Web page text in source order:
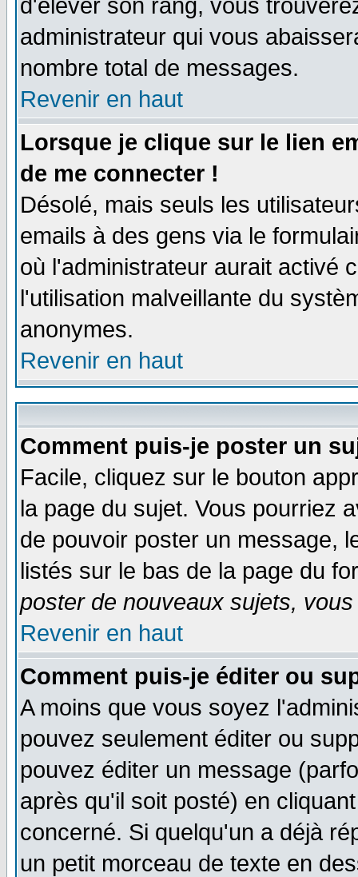
d'élever son rang, vous
administrateur qui vous
nombre total de messages.
Revenir en haut
Lorsque je clique sur le lien
de me connecter !
Désolé, mais seuls les
emails à des gens via le
où l'administrateur aurait activé
l'utilisation malveillante du
anonymes.
Revenir en haut
Comment puis-je poster un
Facile, cliquez sur le bouton
la page du sujet. Vous pourriez
de pouvoir poster un message,
listés sur le bas de la page du
poster de nouveaux sujets,
Revenir en haut
Comment puis-je éditer ou
A moins que vous soyez
pouvez seulement éditer ou
pouvez éditer un message
après qu'il soit posté) en
concerné. Si quelqu'un a déjà
un petit morceau de texte en